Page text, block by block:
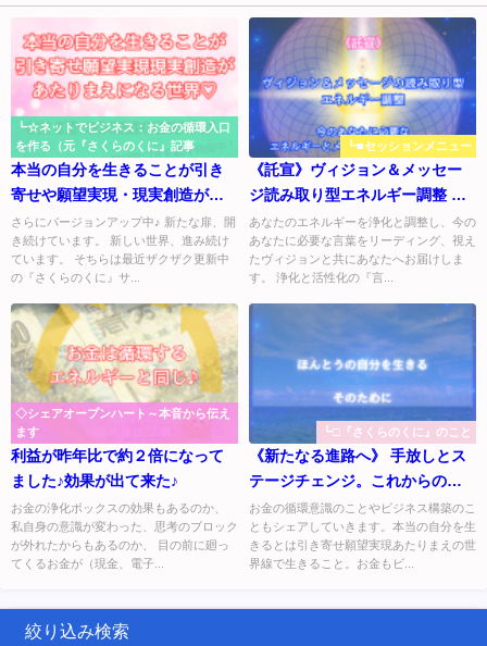
┗☆ネットでビジネス：お金の循環入口
を作る（元『さくらのくに』記事
本当の自分を生きることが引き
寄せや願望実現・現実創造があ
たりまえになる世界。宇宙
（愛）である自分を取り戻す
☆゛
さらにバージョンアップ中♪ 新たな扉、開
き続けています。 新しい世界、進み続け
ています。 そちらは最近ザクザク更新中
の『さくらのくに』サ...
┗■セッションメニュー
《託宣》ヴィジョン＆メッセー
ジ読み取り型エネルギー調整 ～
今のあなたに必要なエネルギー
とメッセージをお届けします
あなたのエネルギーを浄化と調整し、今の
あなたに必要な言葉をリーディング、視え
たヴィジョンと共にあなたへお届けしま
す。 浄化と活性化の『言...
◇シェアオープンハート～本音から伝え
ます
利益が昨年比で約２倍になって
ました♪効果が出て来た♪
お金の浄化ボックスの効果もあるのか、
私自身の意識が変わった、思考のブロック
が外れたからもあるのか、 目の前に廻っ
てくるお金が（現金、電子...
┗□『さくらのくに』のこと
《新たなる進路へ》 手放しとス
テージチェンジ。これからの内
容や方向性について。
お金の循環意識のことやビジネス構築のこ
ともシェアしていきます。本当の自分を生
きるとは引き寄せ願望実現あたりまえの世
界線で生きること。お金もビ...
絞り込み検索